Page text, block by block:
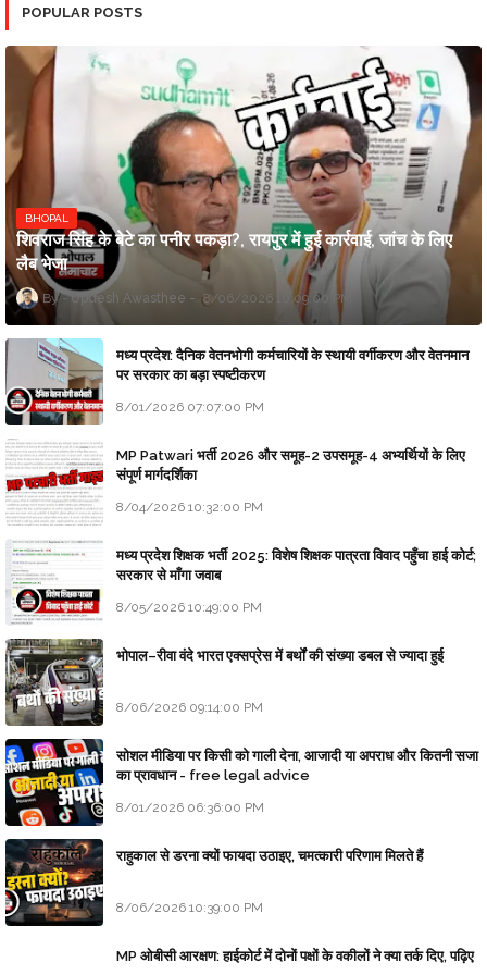
POPULAR POSTS
BHOPAL
शिवराज सिंह के बेटे का पनीर पकड़ा?, रायपुर में हुई कार्रवाई, जांच के लिए
लैब भेजा
Updesh Awasthee 8/06/2026 10:09:00 PM
मध्य प्रदेश: दैनिक वेतनभोगी कर्मचारियों के स्थायी वर्गीकरण और वेतनमान
पर सरकार का बड़ा स्पष्टीकरण
8/01/2026 07:07:00 PM
MP Patwari भर्ती 2026 और समूह-2 उपसमूह-4 अभ्यर्थियों के लिए
संपूर्ण मार्गदर्शिका
8/04/2026 10:32:00 PM
मध्य प्रदेश शिक्षक भर्ती 2025: विशेष शिक्षक पात्रता विवाद पहुँचा हाई कोर्ट;
सरकार से माँगा जवाब
8/05/2026 10:49:00 PM
भोपाल–रीवा वंदे भारत एक्सप्रेस में बर्थों की संख्या डबल से ज्यादा हुई
8/06/2026 09:14:00 PM
सोशल मीडिया पर किसी को गाली देना, आजादी या अपराध और कितनी सजा
का प्रावधान - free legal advice
8/01/2026 06:36:00 PM
राहुकाल से डरना क्यों फायदा उठाइए, चमत्कारी परिणाम मिलते हैं
8/06/2026 10:39:00 PM
MP ओबीसी आरक्षण: हाईकोर्ट में दोनों पक्षों के वकीलों ने क्या तर्क दिए, पढ़िए